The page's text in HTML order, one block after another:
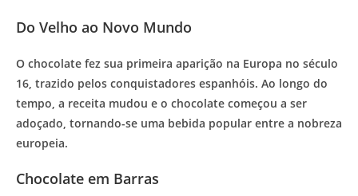
Do Velho ao Novo Mundo
O chocolate fez sua primeira aparição na Europa no século
16, trazido pelos conquistadores espanhóis. Ao longo do
tempo, a receita mudou e o chocolate começou a ser
adoçado, tornando-se uma bebida popular entre a nobreza
europeia.
Chocolate em Barras